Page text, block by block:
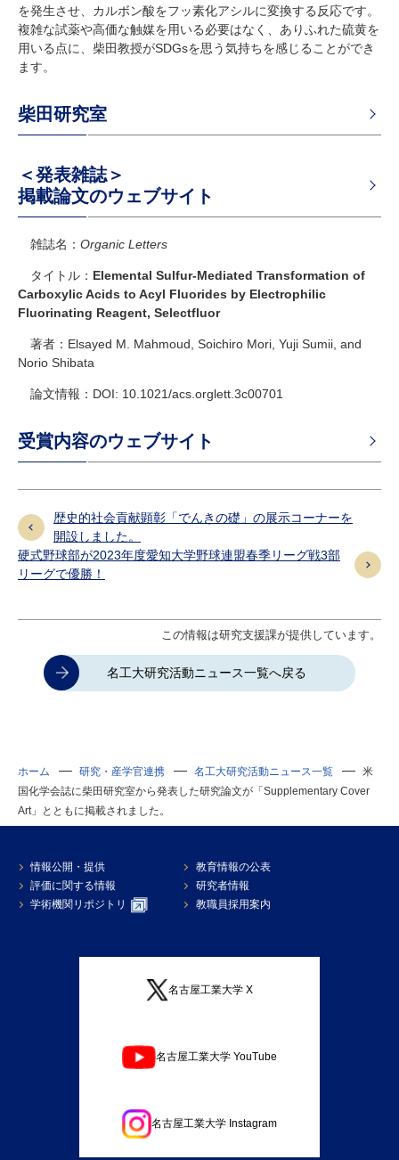
を発生させ、カルボン酸をフッ素化アシルに変換する反応です。
複雑な試薬や高価な触媒を用いる必要はなく、ありふれた硫黄を
用いる点に、柴田教授がSDGsを思う気持ちを感じることができ
ます。
柴田研究室
＜発表雑誌＞
掲載論文のウェブサイト
雑誌名： Organic Letters
タイトル： Elemental Sulfur-Mediated Transformation of
Carboxylic Acids to Acyl Fluorides by Electrophilic
Fluorinating Reagent, Selectfluor
著者：Elsayed M. Mahmoud, Soichiro Mori, Yuji Sumii, and
Norio Shibata
論文情報：DOI: 10.1021/acs.orglett.3c00701
受賞内容のウェブサイト
歴史的社会貢献顕彰「でんきの礎」の展示コーナーを
開設しました。
硬式野球部が2023年度愛知大学野球連盟春季リーグ戦3部
リーグで優勝！
この情報は研究支援課が提供しています。
名工大研究活動ニュース一覧へ戻る
ホーム 研究・産学官連携 名工大研究活動ニュース一覧
米
国化学会誌に柴田研究室から発表した研究論文が「Supplementary Cover
Art」とともに掲載されました。
情報公開・提供
教育情報の公表
評価に関する情報
研究者情報
学術機関リポジトリ
教職員採用案内
名古屋工業大学 X
名古屋工業大学 YouTube
名古屋工業大学 Instagram